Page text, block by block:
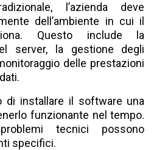
l’azienda deve
dell’ambiente in cui il
Questo include la
server, la gestione degli
delle prestazioni
di installare il software una
funzionante nel tempo.
tecnici possono
specifici.